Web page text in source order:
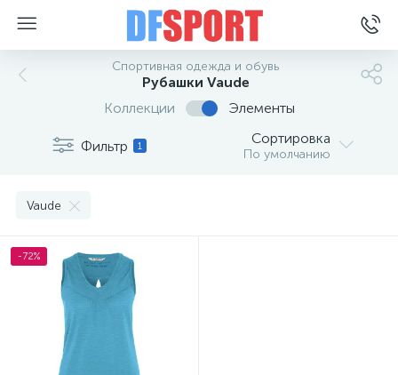
Спортивная одежда и обувь
Рубашки Vaude
Коллекции
Элементы
Фильтр 1 Сортировка
По умолчанию
Vaude
-72%